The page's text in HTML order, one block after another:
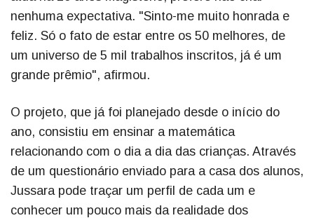
nenhuma expectativa. "Sinto-me muito honrada e
feliz. Só o fato de estar entre os 50 melhores, de
um universo de 5 mil trabalhos inscritos, já é um
grande prêmio", afirmou.
O projeto, que já foi planejado desde o início do
ano, consistiu em ensinar a matemática
relacionando com o dia a dia das crianças. Através
de um questionário enviado para a casa dos alunos,
Jussara pode traçar um perfil de cada um e
conhecer um pouco mais da realidade dos